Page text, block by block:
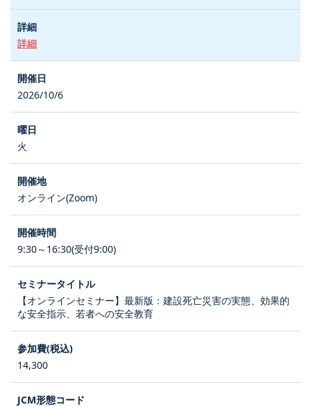
詳細
2026/10/6
火
オンライン(Zoom)
9:30～16:30(受付9:00)
【オンラインセミナー】最新版：建設死亡災害の実態、効果的
な安全指示、若者への安全教育
14,300